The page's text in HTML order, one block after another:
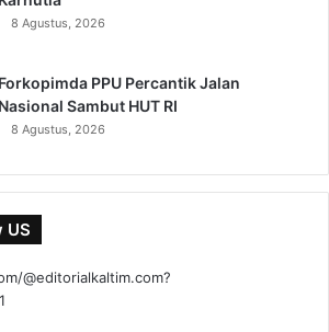
8 Agustus, 2026
Forkopimda PPU Percantik Jalan
Nasional Sambut HUT RI
8 Agustus, 2026
US
@editorialkaltim.com?